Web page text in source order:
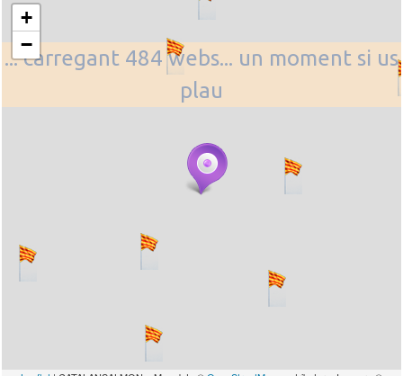
... carregant 484 webs... un moment si us
plau
+
−